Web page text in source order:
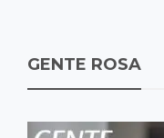
GENTE ROSA